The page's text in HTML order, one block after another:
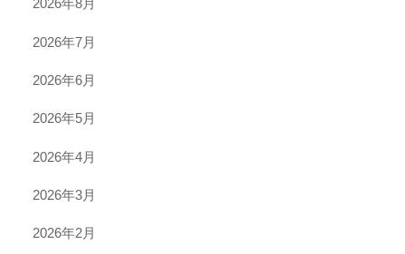
2026年8月
2026年7月
2026年6月
2026年5月
2026年4月
2026年3月
2026年2月